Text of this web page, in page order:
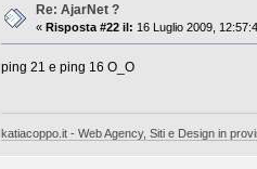
Re: AjarNet ?
«Risposta #22 il: 16 Luglio 2009,
ping 21 e ping 16 O_O
katiacoppo.it - Web Agency, Siti e Design in